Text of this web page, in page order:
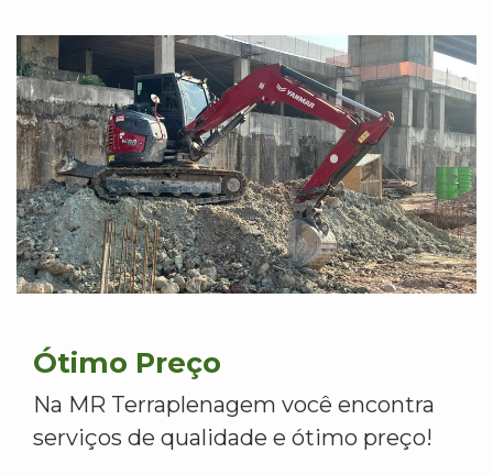
Ótimo Preço
Na MR Terraplenagem você encontra
serviços de qualidade e ótimo preço!